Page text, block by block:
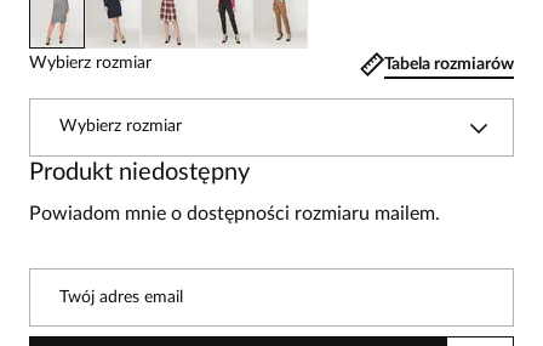
Wybierz rozmiar Tabela rozmiarów
Wybierz rozmiar
Produkt niedostępny
Powiadom mnie o dostępności rozmiaru mailem.
Twój adres email